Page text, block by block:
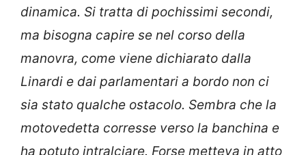
dinamica. Si tratta di pochissimi secondi,
ma bisogna capire se nel corso della
manovra, come viene dichiarato dalla
Linardi e dai parlamentari a bordo non ci
sia stato qualche ostacolo. Sembra che la
motovedetta corresse verso la banchina e
ha potuto intralciare. Forse metteva in atto